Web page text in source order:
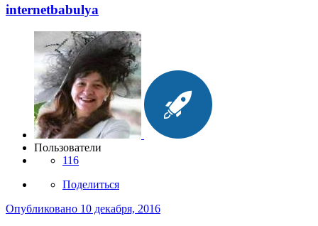
internetbabulya
Пользователи
116
Поделиться
Опубликовано 10 декабря, 2016